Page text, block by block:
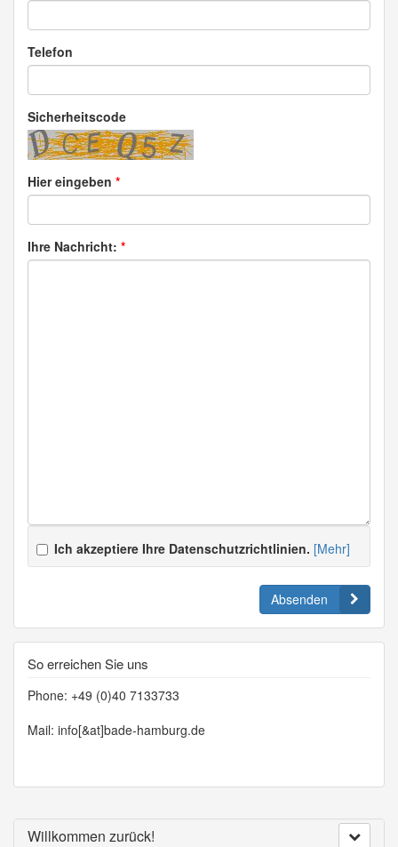
Telefon
Sicherheitscode
Hier eingeben *
Ihre Nachricht: *
Ich akzeptiere Ihre Datenschutzrichtlinien. [Mehr]
Absenden
So erreichen Sie uns
Phone: +49 (0)40 7133733
Mail: info[&at]bade-hamburg.de
Willkommen zurück!